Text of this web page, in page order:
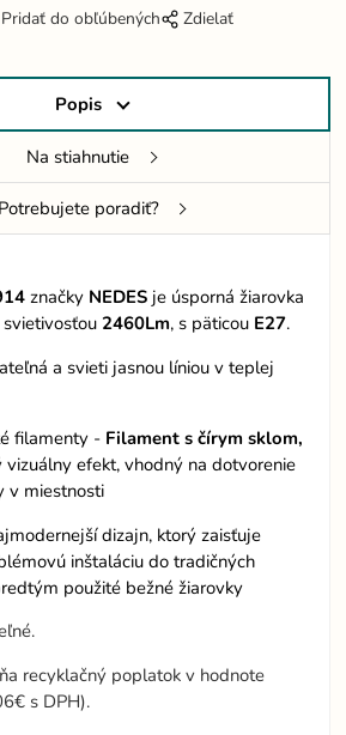
Pridať do obľúbených Zdielať
Popis
Na stiahnutie
Potrebujete poradiť?
značky NEDES je úsporná žiarovka
svietivosťou 2460Lm, s päticou E27.
a svieti jasnou líniou v teplej
filamenty - Filament s čírym sklom,
efekt, vhodný na dotvorenie
v miestnosti
dizajn, ktorý zaisťuje
inštaláciu do tradičných
použité bežné žiarovky
recyklačný poplatok v hodnote
s DPH).